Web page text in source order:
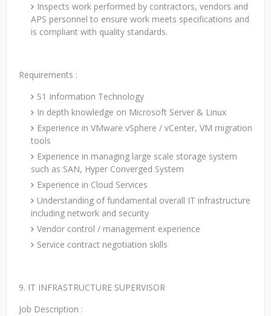
Inspects work performed by contractors, vendors and
APS personnel to ensure work meets specifications and
is compliant with quality standards.
Requirements :
S1 Information Technology
In depth knowledge on Microsoft Server & Linux
Experience in VMware vSphere / vCenter, VM migration
tools
Experience in managing large scale storage system
such as SAN, Hyper Converged System
Experience in Cloud Services
Understanding of fundamental overall IT infrastructure
including network and security
Vendor control / management experience
Service contract negotiation skills
9. IT INFRASTRUCTURE SUPERVISOR
Job Description :